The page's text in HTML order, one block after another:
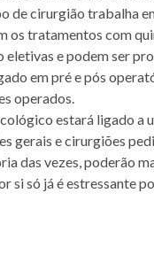
de cirurgião trabalha
os tratamentos com
eletivas e podem ser
em pré e pós
operados.
estará ligado a
gerais e cirurgiões
das vezes, poderão
si só já é estressante